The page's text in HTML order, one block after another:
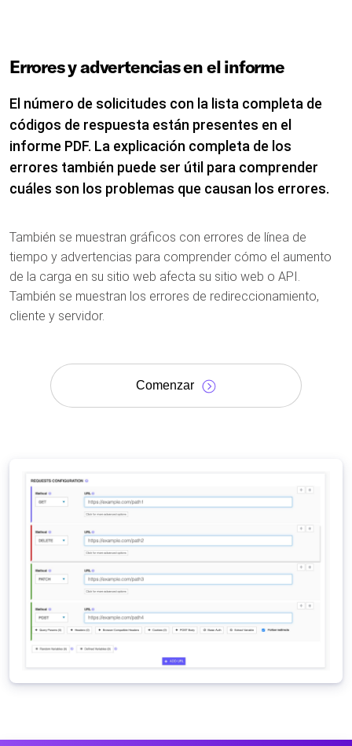
Errores y advertencias en el informe
El número de solicitudes con la lista completa de
códigos de respuesta están presentes en el
informe PDF. La explicación completa de los
errores también puede ser útil para comprender
cuáles son los problemas que causan los errores.
También se muestran gráficos con errores de línea de
tiempo y advertencias para comprender cómo el aumento
de la carga en su sitio web afecta su sitio web o API.
También se muestran los errores de redireccionamiento,
cliente y servidor.
Comenzar